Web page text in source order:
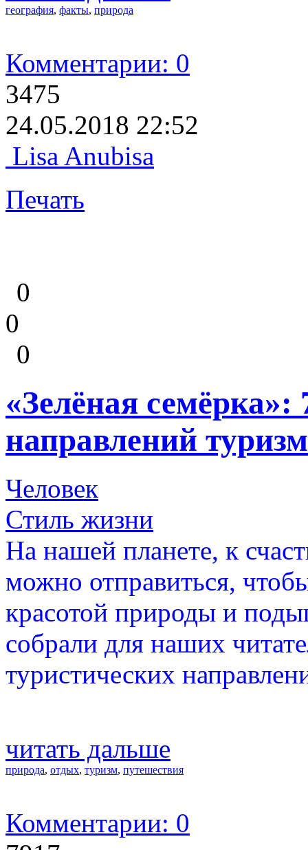
география, факты, природа
Комментарии: 0
3475
24.05.2018 22:52
Lisa Anubisa
Печать
0
0
0
«Зелёная
направлений
Человек
Стиль жизни
На нашей планете, к
можно отправиться,
красотой природы и
собрали для наших
туристических
читать дальше
природа, отдых, туризм, путешествия
Комментарии: 0